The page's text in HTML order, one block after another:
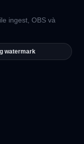
ingest, OBS và
watermark